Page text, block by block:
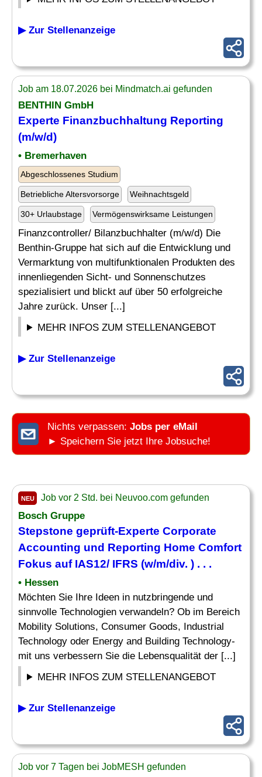
▶ Zur Stellenanzeige
Job am 18.07.2026 bei Mindmatch.ai gefunden
BENTHIN GmbH
Experte Finanzbuchhaltung Reporting
(m/w/d)
• Bremerhaven
Abgeschlossenes Studium
Betriebliche Altersvorsorge Weihnachtsgeld
30+ Urlaubstage Vermögenswirksame Leistungen
Finanzcontroller/ Bilanzbuchhalter (m/w/d) Die
Benthin-Gruppe hat sich auf die Entwicklung und
Vermarktung von multifunktionalen Produkten des
innenliegenden Sicht- und Sonnenschutzes
spezialisiert und blickt auf über 50 erfolgreiche
Jahre zurück. Unser [...]
MEHR INFOS ZUM STELLENANGEBOT
▶ Zur Stellenanzeige
Nichts verpassen: Jobs per eMail
► Speichern Sie jetzt Ihre Jobsuche!
NEU Job vor 2 Std. bei Neuvoo.com gefunden
Bosch Gruppe
Stepstone geprüft-Experte Corporate
Accounting und Reporting Home Comfort
Fokus auf IAS12/ IFRS (w/m/div. ) . . .
• Hessen
Möchten Sie Ihre Ideen in nutzbringende und
sinnvolle Technologien verwandeln? Ob im Bereich
Mobility Solutions, Consumer Goods, Industrial
Technology oder Energy and Building Technology-
mit uns verbessern Sie die Lebensqualität der [...]
MEHR INFOS ZUM STELLENANGEBOT
▶ Zur Stellenanzeige
Job vor 7 Tagen bei JobMESH gefunden